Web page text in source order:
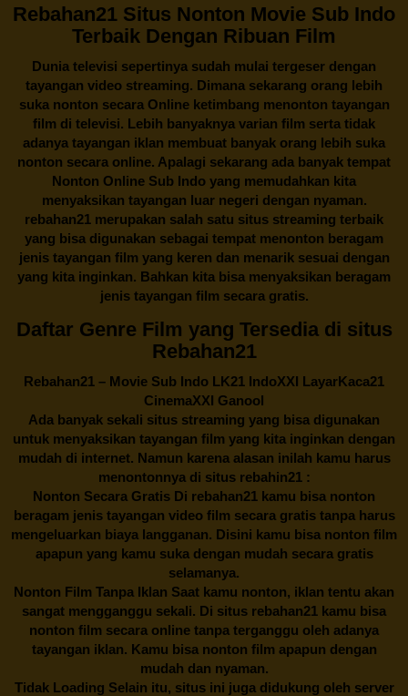
Rebahan21 Situs Nonton Movie Sub Indo
Terbaik Dengan Ribuan Film
Dunia televisi sepertinya sudah mulai tergeser dengan
tayangan video streaming. Dimana sekarang orang lebih
suka nonton secara Online ketimbang menonton tayangan
film di televisi. Lebih banyaknya varian film serta tidak
adanya tayangan iklan membuat banyak orang lebih suka
nonton secara online. Apalagi sekarang ada banyak tempat
Nonton Online Sub Indo yang memudahkan kita
menyaksikan tayangan luar negeri dengan nyaman.
rebahan21 merupakan salah satu situs streaming terbaik
yang bisa digunakan sebagai tempat menonton beragam
jenis tayangan film yang keren dan menarik sesuai dengan
yang kita inginkan. Bahkan kita bisa menyaksikan beragam
jenis tayangan film secara gratis.
Daftar Genre Film yang Tersedia di situs
Rebahan21
Rebahan21 – Movie Sub Indo LK21 IndoXXI LayarKaca21
CinemaXXI Ganool
Ada banyak sekali situs streaming yang bisa digunakan
untuk menyaksikan tayangan film yang kita inginkan dengan
mudah di internet. Namun karena alasan inilah kamu harus
menontonnya di situs rebahin21 :
Nonton Secara Gratis Di rebahan21 kamu bisa nonton
beragam jenis tayangan video film secara gratis tanpa harus
mengeluarkan biaya langganan. Disini kamu bisa nonton film
apapun yang kamu suka dengan mudah secara gratis
selamanya.
Nonton Film Tanpa Iklan Saat kamu nonton, iklan tentu akan
sangat mengganggu sekali. Di situs rebahan21 kamu bisa
nonton film secara online tanpa terganggu oleh adanya
tayangan iklan. Kamu bisa nonton film apapun dengan
mudah dan nyaman.
Tidak Loading Selain itu, situs ini juga didukung oleh server